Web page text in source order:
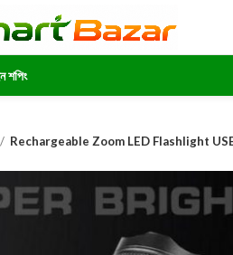
শপিং
Rechargeable Zoom LED Flashlight